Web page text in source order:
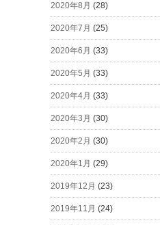
2020年8月 (28)
2020年7月 (25)
2020年6月 (33)
2020年5月 (33)
2020年4月 (33)
2020年3月 (30)
2020年2月 (30)
2020年1月 (29)
2019年12月 (23)
2019年11月 (24)